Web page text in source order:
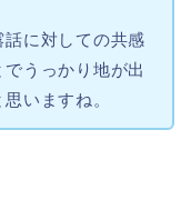
に対しての共感
うっかり地が出
いますね。